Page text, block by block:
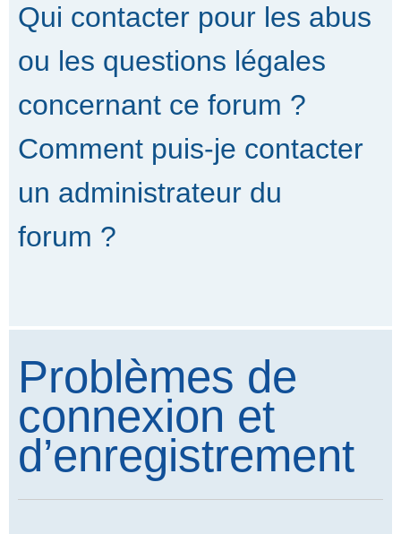
Qui contacter pour les abus
ou les questions légales
concernant ce forum ?
Comment puis-je contacter
un administrateur du
forum ?
Problèmes de
connexion et
d’enregistrement